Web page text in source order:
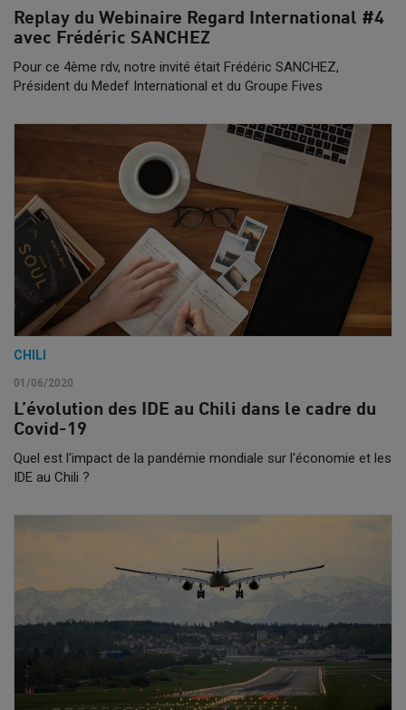
Replay du Webinaire Regard International #4
avec Frédéric SANCHEZ
Pour ce 4ème rdv, notre invité était Frédéric SANCHEZ,
Président du Medef International et du Groupe Fives
CHILI
01/06/2020
L’évolution des IDE au Chili dans le cadre du
Covid-19
Quel est l'impact de la pandémie mondiale sur l'économie et les
IDE au Chili ?